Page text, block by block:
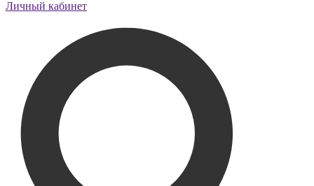
Личный кабинет